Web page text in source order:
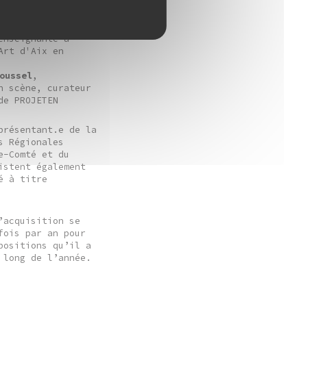
- 2021
à
d'Aix en
,
scène, curateur
de la
Comté et du
également
à titre
se
par an pour
qu’il a
de l’année.